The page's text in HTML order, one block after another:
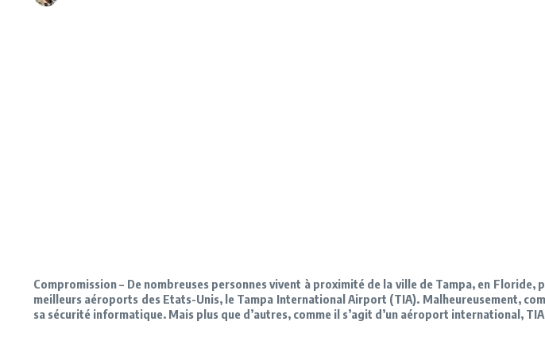
Compromission – De nombreuses personnes vivent à proximité de la ville de Tampa, en
meilleurs aéroports des Etats-Unis, le Tampa International Airport (TIA). Malheureusement,
sa sécurité informatique. Mais plus que d’autres, comme il s’agit d’un aéroport international,